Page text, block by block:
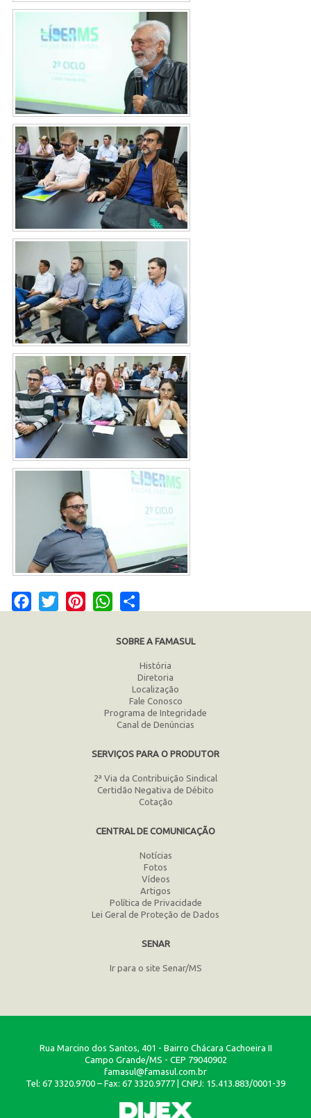
Facebook
Twitter PinterestWhatsApp
SOBRE A FAMASUL
História
Diretoria
Localização
Fale Conosco
Programa de Integridade
Canal de Denúncias
SERVIÇOS PARA O PRODUTOR
2ª Via da Contribuição Sindical
Certidão Negativa de Débito
Cotação
CENTRAL DE COMUNICAÇÃO
Notícias
Fotos
Vídeos
Artigos
Política de Privacidade
Lei Geral de Proteção de Dados
SENAR
Ir para o site Senar/MS
Rua Marcino dos Santos, 401 - Bairro Chácara Cachoeira II
Campo Grande/MS - CEP 79040902
famasul@famasul.com.br
Tel: 67 3320.9700 – Fax: 67 3320.9777 | CNPJ: 15.413.883/0001-39